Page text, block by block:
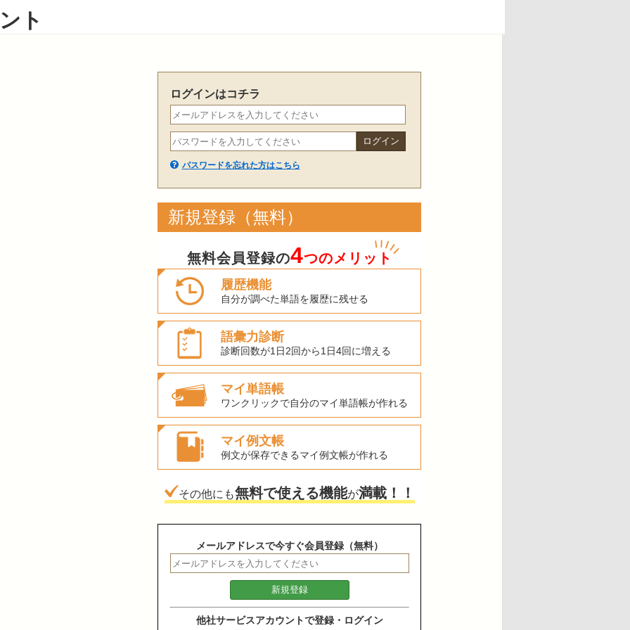
ト
ログインはコチラ
パスワードを忘れた方はこちら
新規登録（無料）
無料会員登録の4つのメリット
履歴機能
自分が調べた単語を履歴に残せる
語彙力診断
診断回数が1日2回から1日4回に増える
マイ単語帳
ワンクリックで自分のマイ単語帳が作れる
マイ例文帳
例文が保存できるマイ例文帳が作れる
その他にも無料で使える機能が満載！！
メールアドレスで今すぐ会員登録（無料）
他社サービスアカウントで登録・ログイン